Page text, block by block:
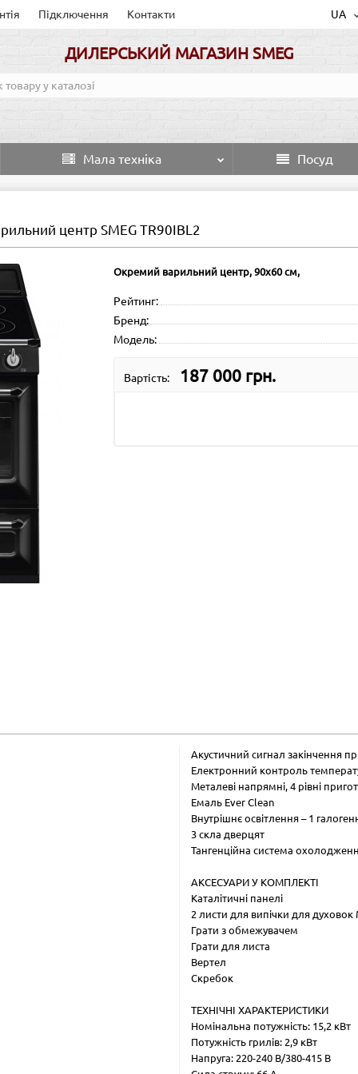
Підключення Контакти UA
ДИЛЕРСЬКИЙ МАГАЗИН SMEG
Мала техніка Посуд
центр SMEG TR90IBL2
Окремий варильний центр, 90х60 см,
Рейтинг:
Бренд:
Модель:
Вартість: 187 000 грн.
Акустичний сигнал закінчення
Електронний контроль
Металеві напрямні, 4 рівні
Емаль Ever Clean
Внутрішнє освітлення – 1
3 скла дверцят
Тангенційна система
АКСЕСУАРИ У КОМПЛЕКТІ
Каталітичні панелі
2 листи для випічки для духовок
Грати з обмежувачем
Грати для листа
Вертел
Скребок
ТЕХНІЧНІ ХАРАКТЕРИСТИКИ
Номінальна потужність: 15,2 кВт
Потужність грилів: 2,9 кВт
Напруга: 220-240 В/380-415 В